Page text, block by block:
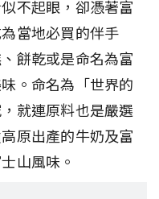
不起眼，卻憑著富
當地必買的伴手
餅乾或是命名為富
。命名為「世界的
就連原料也是嚴選
原出產的牛奶及富
山風味。